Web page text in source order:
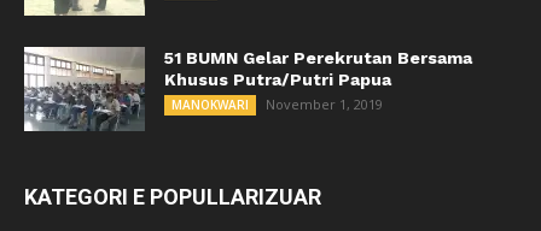
51 BUMN Gelar Perekrutan Bersama
Khusus Putra/Putri Papua
MANOKWARI November 1, 2019
KATEGORI E POPULLARIZUAR